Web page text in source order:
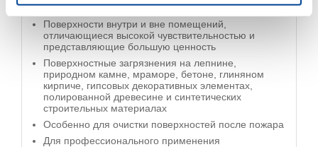
Поверхности внутри и вне помещений,
отличающиеся высокой чувствительностью и
представляющие большую ценность
Поверхностные загрязнения на лепнине,
природном камне, мраморе, бетоне, глиняном
кирпиче, гипсовых декоративных элементах,
полированной древесине и синтетических
строительных материалах
Особенно для очистки поверхностей после пожара
Для профессионального применения